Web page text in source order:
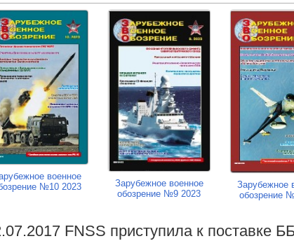
военное
№10 2023
Зарубежное военное
обозрение №9 2023
Зарубежное
обозрение
FNSS приступила к поставке